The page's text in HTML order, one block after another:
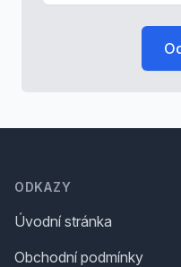
ODKAZY
Úvodní stránka
Obchodní podmínky